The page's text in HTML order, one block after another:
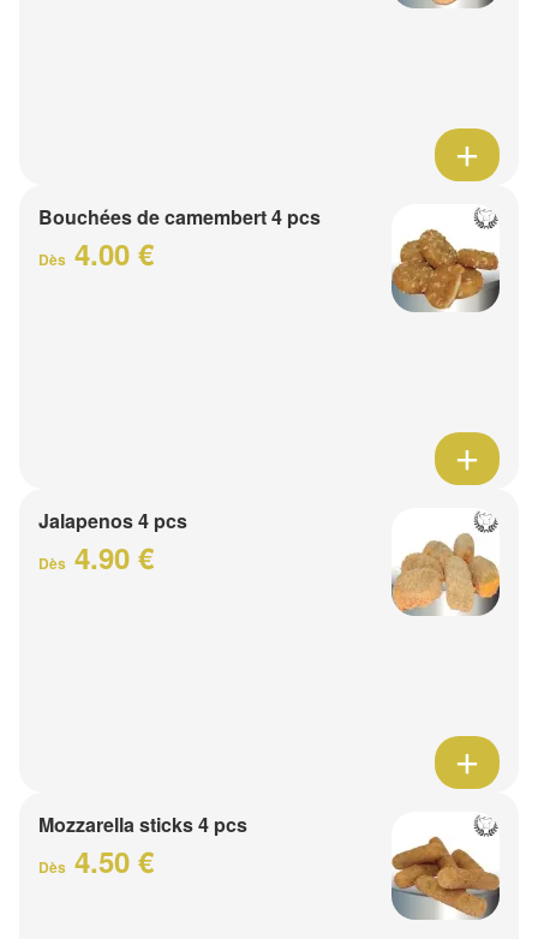
Bouchées de camembert 4 pcs
Dès 4.00 €
Jalapenos 4 pcs
Dès 4.90 €
Mozzarella sticks 4 pcs
Dès 4.50 €